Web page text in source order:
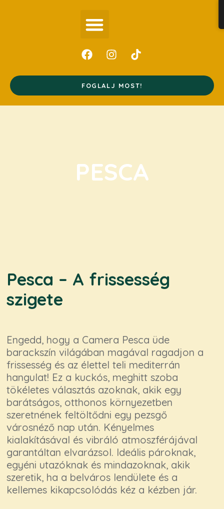
FOGLALJ MOST!
PESCA
Pesca – A frissesség
szigete
Engedd, hogy a Camera Pesca üde
barackszín világában magával ragadjon a
frissesség és az élettel teli mediterrán
hangulat! Ez a kuckós, meghitt szoba
tökéletes választás azoknak, akik egy
barátságos, otthonos környezetben
szeretnének feltöltődni egy pezsgő
városnéző nap után. Kényelmes
kialakításával és vibráló atmoszférájával
garantáltan elvarázsol. Ideális pároknak,
egyéni utazóknak és mindazoknak, akik
szeretik, ha a belváros lendülete és a
kellemes kikapcsolódás kéz a kézben jár.